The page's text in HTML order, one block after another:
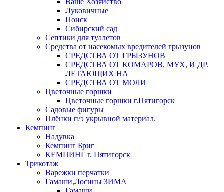
Ваше Хозяйство
Луковичные
Поиск
Сибирский сад
Септики для туалетов
Средства от насекомых вредителей грызунов
СPEДСТВА ОТ ГРЫЗУНОВ
СРЕДСТВА ОТ КОМАРОВ, МУХ, И ДР.
ЛЕТАЮЩИХ НА
СРЕДСТВА ОТ МОЛИ
Цветочные горшки
Цветочные горшки г.Пятигорск
Садовые фигуры
Плёнки п/э укрывной материал.
Кемпинг
Надувка
Кемпинг Бриг
КЕМПИНГ г. Пятигорск
Трикотаж
Варежки перчатки
Гамаши,Лосины ЗИМА